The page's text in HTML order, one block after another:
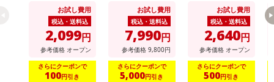
お試し費用
税込・送料込
2,099円
参考価格 オープン
さらにクーポンで
100円引き
ールパーカーお試し費用
税込・送料込
7,990円
参考価格 9,800円
さらにクーポンで
5,000円引き
お試し費用
税込・送料込
2,640円
参考価格 オープン
さらにクーポンで
500円引き